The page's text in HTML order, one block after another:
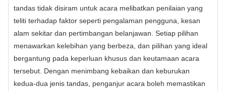
tandas tidak disiram untuk acara melibatkan penilaian yang
teliti terhadap faktor seperti pengalaman pengguna, kesan
alam sekitar dan pertimbangan belanjawan. Setiap pilihan
menawarkan kelebihan yang berbeza, dan pilihan yang ideal
bergantung pada keperluan khusus dan keutamaan acara
tersebut. Dengan menimbang kebaikan dan keburukan
kedua-dua jenis tandas, penganjur acara boleh memastikan